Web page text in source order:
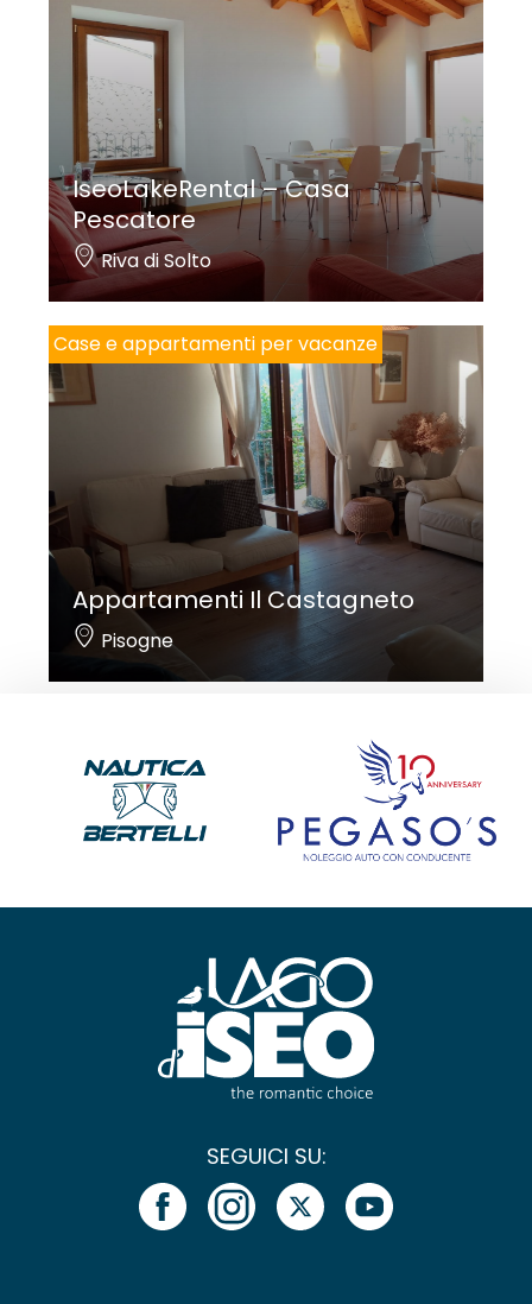
IseoLakeRental – Casa
Pescatore
Riva di Solto
Case e appartamenti per vacanze
Appartamenti Il Castagneto
Pisogne
SEGUICI SU: